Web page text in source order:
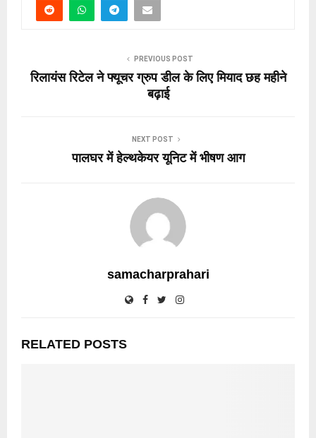
PREVIOUS POST
रिलायंस रिटेल ने फ्यूचर ग्रुप डील के लिए मियाद छह महीने
बढ़ाई
NEXT POST
पालघर में हेल्थकेयर यूनिट में भीषण आग
samacharprahari
RELATED POSTS